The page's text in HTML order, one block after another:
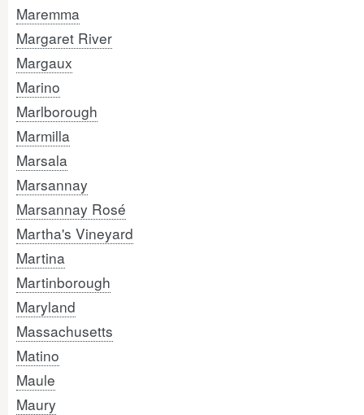
Maremma
Margaret River
Margaux
Marino
Marlborough
Marmilla
Marsala
Marsannay
Marsannay Rosé
Martha's Vineyard
Martina
Martinborough
Maryland
Massachusetts
Matino
Maule
Maury